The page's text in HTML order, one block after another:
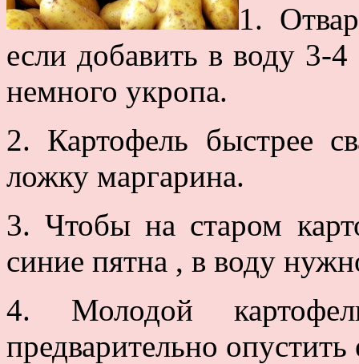
1.
если добавить в воду 3-
немного укропа.
2. Картофель быстрее
ложку маргарина.
3. Чтобы на старом
синие пятна , в воду
4. Молодой
предварительно